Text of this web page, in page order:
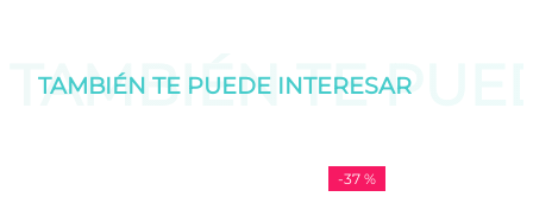
TAMBIÉN TE
TAMBIÉN TE PUEDE INTERESAR
-37 %